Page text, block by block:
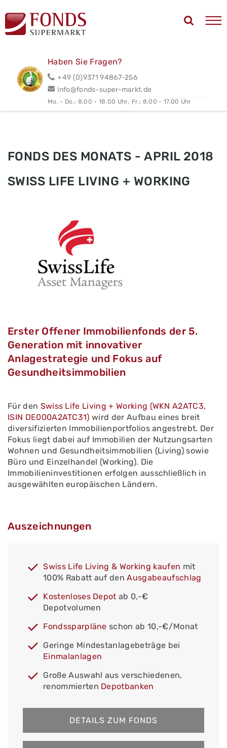
Haben Sie Fragen?
+49 (0)9371 94867-256
info@fonds-super-markt.de
Mo. - Do.: 8.00 - 18.00 Uhr, Fr.: 8.00 - 17.00 Uhr
FONDS DES MONATS - APRIL 2018
SWISS LIFE LIVING + WORKING
Erster Offener Immobilienfonds der 5.
Generation mit innovativer
Anlagestrategie und Fokus auf
Gesundheitsimmobilien
Für den Swiss Life Living + Working (WKN A2ATC3,
ISIN DE000A2ATC31) wird der Aufbau eines breit
diversifizierten Immobilienportfolios angestrebt. Der
Fokus liegt dabei auf Immobilien der Nutzungsarten
Wohnen und Gesundheitsimmobilien (Living) sowie
Büro und Einzelhandel (Working). Die
Immobilieninvestitionen erfolgen ausschließlich in
ausgewählten europäischen Ländern.
Auszeichnungen
Swiss Life Living & Working kaufen mit
100% Rabatt auf denAusgabeaufschlag
Kostenloses Depot ab 0,-€
Depotvolumen
Fondssparpläne schon ab 10,-€/Monat
Geringe Mindestanlagebeträge bei
Einmalanlagen
Große Auswahl aus verschiedenen,
renommierten Depotbanken
DETAILS ZUM FONDS